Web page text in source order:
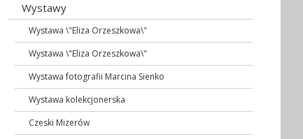
Wystawy
Wystawa \"Eliza Orzeszkowa\"
Wystawa \"Eliza Orzeszkowa\"
Wystawa fotografii Marcina Sienko
Wystawa kolekcjonerska
Czeski Mizerów